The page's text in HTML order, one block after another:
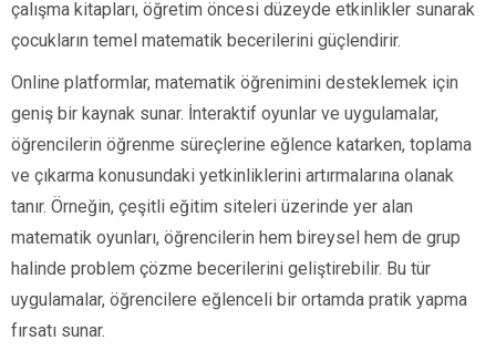
çalışma kitapları, öğretim öncesi düzeyde etkinlikler sunarak
çocukların temel matematik becerilerini güçlendirir.
Online platformlar, matematik öğrenimini desteklemek için
geniş bir kaynak sunar. İnteraktif oyunlar ve uygulamalar,
öğrencilerin öğrenme süreçlerine eğlence katarken, toplama
ve çıkarma konusundaki yetkinliklerini artırmalarına olanak
tanır. Örneğin, çeşitli eğitim siteleri üzerinde yer alan
matematik oyunları, öğrencilerin hem bireysel hem de grup
halinde problem çözme becerilerini geliştirebilir. Bu tür
uygulamalar, öğrencilere eğlenceli bir ortamda pratik yapma
fırsatı sunar.